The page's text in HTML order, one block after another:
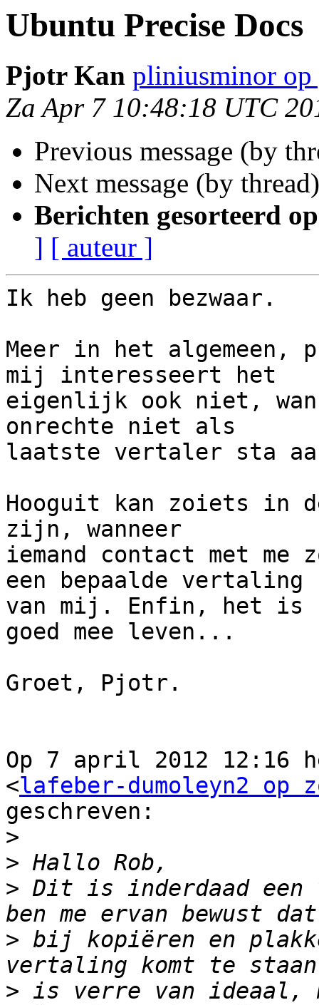
Ubuntu Precise Docs
Pjotr Kan pliniusminor op
Za Apr 7 10:48:18 UTC
Previous message (by
Next message (by
Berichten gesorteerd
] [ auteur ]
Ik heb geen bezwaar.
Meer in het algemeen,
mij interesseert het
eigenlijk ook niet,
onrechte niet als
laatste vertaler sta
Hooguit kan zoiets in
zijn, wanneer
iemand contact met me
een bepaalde vertaling
van mij. Enfin, het is
goed mee leven...
Groet, Pjotr.
Op 7 april 2012 12:16
<lafeber-dumoleyn2 op
geschreven:
>
>
> Dit is inderdaad een
> bij kopiëren en
> is verre van ideaal,